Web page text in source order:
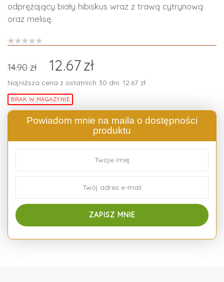
odprężający biały hibiskus wraz z trawą cytrynową
oraz melisę.
14.90 zł 12.67zł
Najniższa cena z ostatnich 30 dni: 12.67 zł
BRAK W MAGAZYNIE
Powiadom mnie na maila o dostępności
produktu